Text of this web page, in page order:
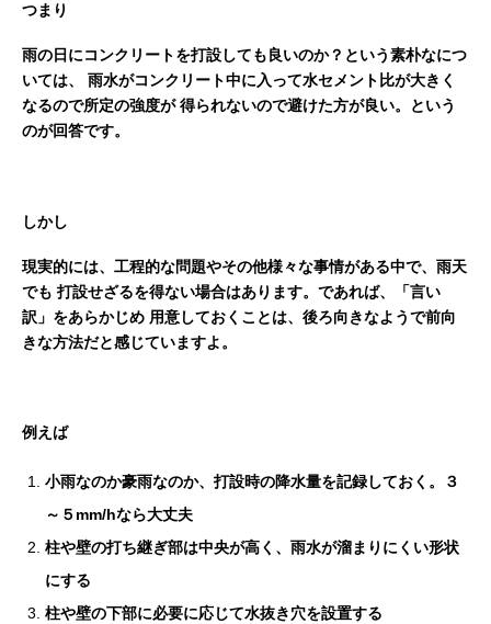
つまり
雨の日にコンクリートを打設しても良いのか？という素朴なにつ
いては、
雨水がコンクリート中に入って水セメント比が大きく
なるので所定の強度が 得られないので避けた方が良い。という
のが回答です。
しかし
現実的には、工程的な問題やその他様々な事情がある中で、雨天
でも 打設せざるを得ない場合はあります。であれば、「言い
訳」をあらかじめ 用意しておくことは、後ろ向きなようで前向
きな方法だと感じていますよ。
例えば
小雨なのか豪雨なのか、打設時の降水量を記録しておく。３
～５mm/hなら大丈夫
柱や壁の打ち継ぎ部は中央が高く、雨水が溜まりにくい形状
にする
柱や壁の下部に必要に応じて水抜き穴を設置する